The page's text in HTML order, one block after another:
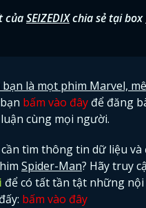
củaSEIZEDIXchia sẻ tại box
bạn là mọt phim Marvel,
bấm vào đây để đăng
cùng mọi người.
tìm thông tin dữ liệu và
Spider-Man? Hãy truy
để có tất tần tật những
bấm vào đây